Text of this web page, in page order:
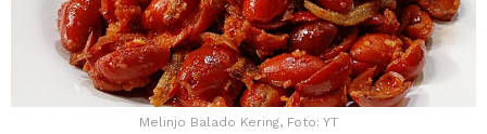
Melinjo Balado Kering, Foto: YT